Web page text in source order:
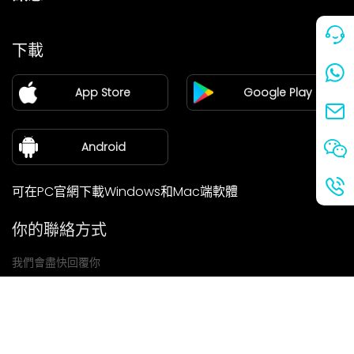
價格
加盟
新聞中心
關於我們
下載
App Store Google Play
Android
可在PC官網下載Windows和Mac端軟體
你的聯絡方式
我們會盡快回覆你